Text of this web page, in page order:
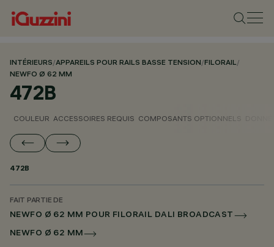
INTÉRIEURS/APPAREILS POUR RAILS BASSE TENSION/FILORAIL/
NEWFO Ø 62 MM
472B
COULEUR ACCESSOIRES REQUIS COMPOSANTS OPTIONNELS
472B
FAIT PARTIE DE
NEWFO Ø 62 MM POUR FILORAIL DALI BROADCAST
NEWFO Ø 62 MM